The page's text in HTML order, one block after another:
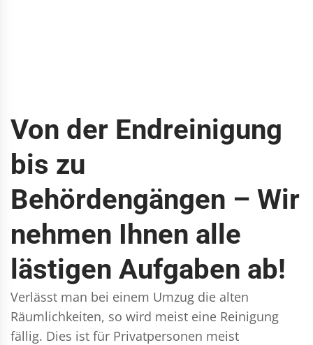
Von der Endreinigung
bis zu
Behördengängen – Wir
nehmen Ihnen alle
lästigen Aufgaben ab!
Verlässt man bei einem Umzug die alten
Räumlichkeiten, so wird meist eine Reinigung
fällig. Dies ist für Privatpersonen meist